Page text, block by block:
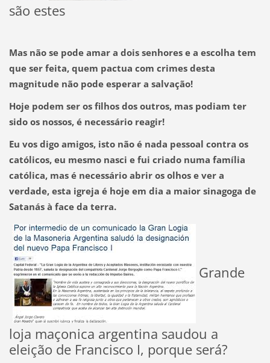
são estes
Mas não se pode amar a dois senhores e a escolha tem
que ser feita, quem pactua com crimes desta
magnitude não pode esperar a salvação!
Hoje podem ser os filhos dos outros, mas podiam ter
sido os nossos, é necessário reagir!
Eu vos digo amigos, isto não é nada pessoal contra os
católicos, eu mesmo nasci e fui criado numa família
católica, mas é necessário abrir os olhos e ver a
verdade, esta igreja é hoje em dia a maior sinagoga de
Satanás à face da terra.
Grande
loja maçonica argentina saudou a
eleição de Francisco I, porque será?